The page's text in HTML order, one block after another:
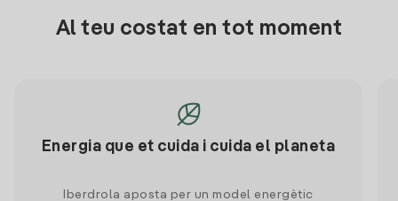
Al teu costat en tot moment
Energia que et cuida i cuida el planeta
Iberdrola aposta per un model energètic